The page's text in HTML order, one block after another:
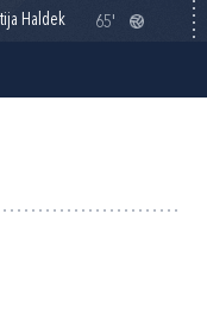
Haldek
65'